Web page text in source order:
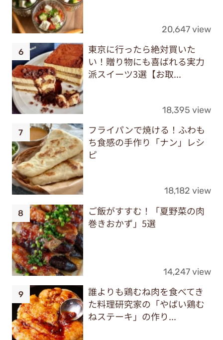
20,647 view
東京に行ったら絶対買いた
い！贈り物にも喜ばれる実力
派スイーツ3選【お取...
18,395 view
フライパンで焼ける！ふわも
ち食感の手作り「ナン」レシ
ピ
18,182 view
ご飯がすすむ！「夏野菜の肉
巻きおかず」5選
14,247 view
誰よりも鶏むね肉を食べてき
た料理研究家の「やばい鶏む
ねステーキ」の作り...